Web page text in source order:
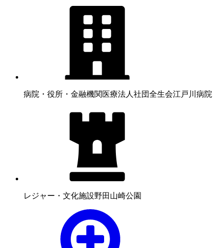
病院・役所・金融機関 医療法人社団全生会江戸川病院
レジャー・文化施設野田山崎公園